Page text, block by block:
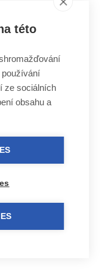
této
používání
ze sociálních
obsahu a